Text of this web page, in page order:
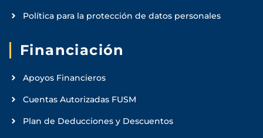
Política para la protección de datos personales
Financiación
Apoyos Financieros
Cuentas Autorizadas FUSM
Plan de Deducciones y Descuentos